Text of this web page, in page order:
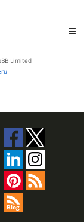
Limited